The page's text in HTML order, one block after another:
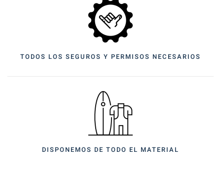
TODOS LOS SEGUROS Y PERMISOS NECESARIOS
DISPONEMOS DE TODO EL MATERIAL